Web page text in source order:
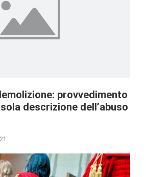
provvedimento
descrizione dell’abuso